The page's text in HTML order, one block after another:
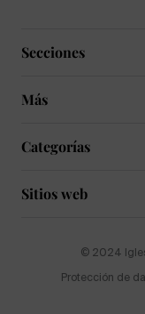
Secciones
Más
Categorías
Sitios web
© 2024
Protección de